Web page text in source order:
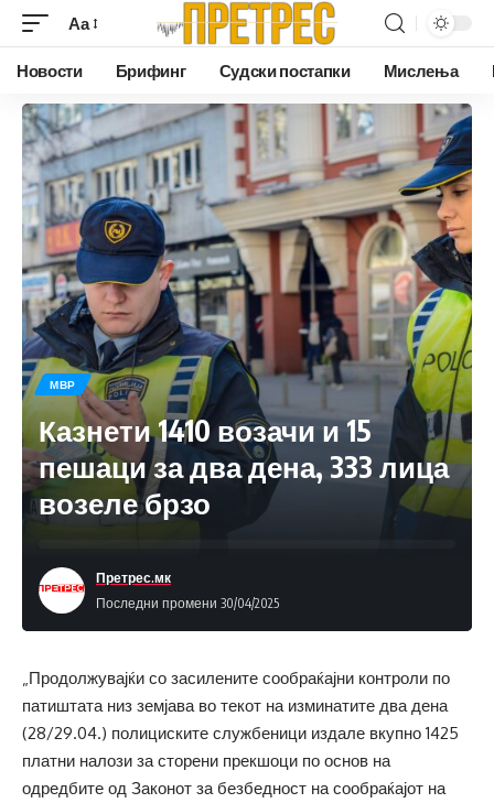
Аа
Новости Брифинг Судски постапки Мислења
МВР
Казнети 1410 возачи и 15
пешаци за два дена, 333 лица
возеле брзо
Последни промени 30/04/2025
Претрес.мк
„Продолжувајќи со засилените сообраќајни контроли по
патиштата низ земјава во текот на изминатите два дена
(28/29.04.) полициските службеници издале вкупно 1425
платни налози за сторени прекшоци по основ на
одредбите од Законот за безбедност на сообраќајот на